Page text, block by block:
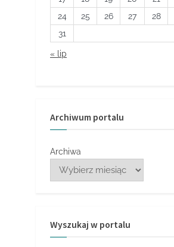
24
25 26 27 28
31
« lip
Archiwum portalu
Archiwa
Wyszukaj w portalu